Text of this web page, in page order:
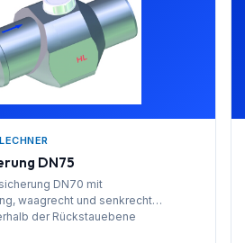
DN75
DN70 mit
waagrecht und senkrecht
der Rückstauebene